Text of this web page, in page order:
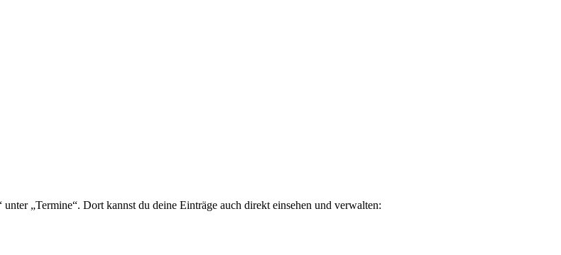
„Termine“. Dort kannst du deine Einträge auch direkt einsehen und verwalten: